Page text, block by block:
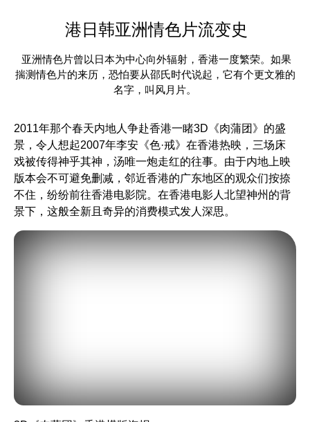
港日韩亚洲情色片流变史
亚洲情色片曾以日本为中心向外辐射，香港一度繁荣。如果
揣测情色片的来历，恐怕要从邵氏时代说起，它有个更文雅的
名字，叫风月片。
2011年那个春天内地人争赴香港一睹3D 《肉蒲团》 的盛
景，令人想起2007年李安 《色·戒》 在香港热映，三场床
戏被传得神乎其神，汤唯一炮走红的往事。由于内地上映
版本会不可避免删减，邻近香港的广东地区的观众们按捺
不住，纷纷前往香港电影院。在香港电影人北望神州的背
景下，这般全新且奇异的消费模式发人深思。